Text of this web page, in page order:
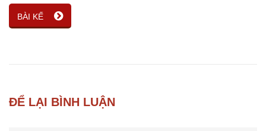
BÀI KẾ
ĐỂ LẠI BÌNH LUẬN